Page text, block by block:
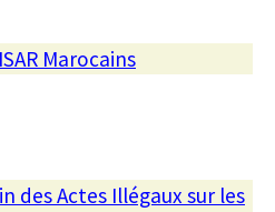
Marocains
des Actes Illégaux sur les